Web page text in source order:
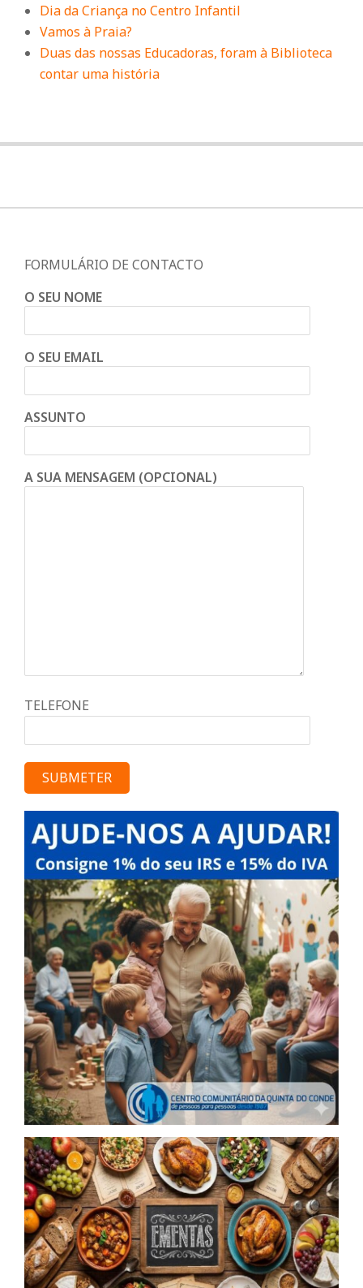
Dia da Criança no Centro Infantil
Vamos à Praia?
Duas das nossas Educadoras, foram à Biblioteca
contar uma história
FORMULÁRIO DE CONTACTO
O SEU NOME
O SEU EMAIL
ASSUNTO
A SUA MENSAGEM (OPCIONAL)
TELEFONE